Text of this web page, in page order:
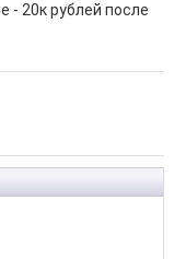
- 20к рублей после